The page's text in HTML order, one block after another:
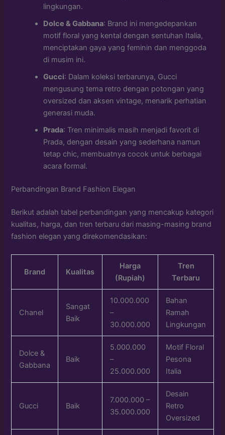
lingkungan.
Dolce & Gabbana: Brand ini mengedepankan
motif floral yang kental dengan sentuhan Italia,
menciptakan gaya yang feminin dan menggoda
di musim ini.
Gucci: Dalam koleksi terbarunya, Gucci
mengusung tema retro dengan potongan yang
oversized dan aksen vintage, menarik perhatian
generasi muda.
Prada: Tren minimalis masih menjadi favorit di
Prada, dengan desain yang sederhana namun
tetap chic, membuatnya cocok untuk berbagai
acara formal.
Perbandingan Brand Fashion Elegan
Berikut adalah tabel perbandingan yang mencakup kategori
kualitas, harga, dan tren terbaru dari masing-masing brand
fashion elegan yang direkomendasikan:
Brand Kualitas
Harga
(Rupiah)
Tren
Terbaru
Chanel
Sangat
Baik
10.000.000
–
30.000.000
Bahan
Ramah
Lingkungan
Dolce &
Gabbana
Baik
5.000.000
–
25.000.000
Motif Floral
Pesona
Italia
Gucci Baik
7.000.000 –
35.000.000
Desain
Retro
Oversized